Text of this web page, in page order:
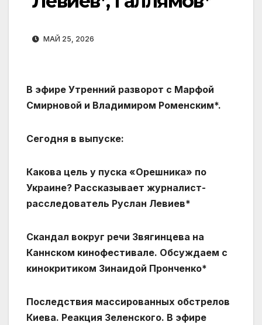
МАЙ 25, 2026
В эфире Утренний разворот с Марфой
Смирновой и Владимиром Роменским*.
Сегодня в выпуске:
Какова цель у пуска «Орешника» по
Украине? Рассказывает журналист-
расследователь Руслан Левиев*
Скандал вокруг речи Звягинцева на
Каннском кинофестивале. Обсуждаем с
кинокритиком Зинаидой Пронченко*
Последствия массированных обстрелов
Киева. Реакция Зеленского. В эфире